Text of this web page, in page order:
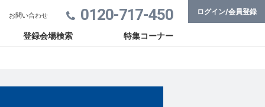
0120-717-450
登録会場検索 特集コーナー
お問い合わせ ログイン/会員登録